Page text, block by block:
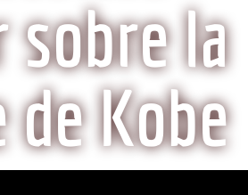
sobre la
de Kobe